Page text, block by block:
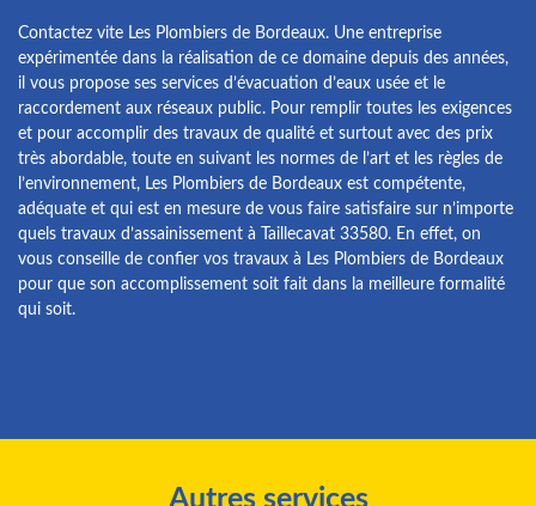
Contactez vite Les Plombiers de Bordeaux. Une entreprise
expérimentée dans la réalisation de ce domaine depuis des années,
il vous propose ses services d’évacuation d’eaux usée et le
raccordement aux réseaux public. Pour remplir toutes les exigences
et pour accomplir des travaux de qualité et surtout avec des prix
très abordable, toute en suivant les normes de l’art et les règles de
l’environnement, Les Plombiers de Bordeaux est compétente,
adéquate et qui est en mesure de vous faire satisfaire sur n’importe
quels travaux d’assainissement à Taillecavat 33580. En effet, on
vous conseille de confier vos travaux à Les Plombiers de Bordeaux
pour que son accomplissement soit fait dans la meilleure formalité
qui soit.
Autres services